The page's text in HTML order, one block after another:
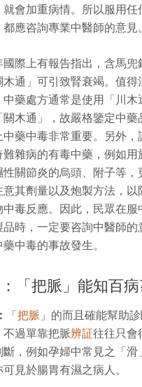
就會加重病情。所以服用任
應咨詢專業中醫師的意見。
國際上有報告指出，含馬兜
木通」可引致腎衰竭。值得
中藥處方通常是使用「川木
關木通」，故嚴格鑒定中藥
中藥中毒非常重要。另外，
難雜病的有毒中藥，例如用
性關節炎的烏頭、附子等，
意其劑量以及炮製方法，以
中毒反應。因此，民眾在服
品時，一定要咨詢中醫師的
中毒的事故發生。
「把脈」能知百病
「把脈 」的而且確能幫助
不過單靠把脈辨証往往只會
斷，例如孕婦中常見之「滑
見於腸胃有濕之病人。